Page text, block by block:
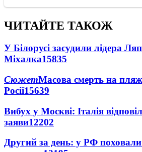
ЧИТАЙТЕ ТАКОЖ
У Білорусі засудили лідера
Міхалка15835
СюжетМасова смерть на
Росії15639
Вибух у Москві: Італія
заяви12202
Другий за день: у РФ